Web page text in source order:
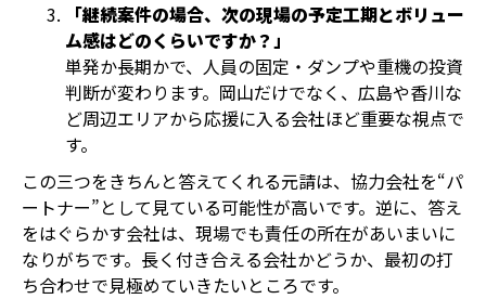
「継続案件の場合、次の現場の予定工期とボリュー
ム感はどのくらいですか？」
単発か長期かで、人員の固定・ダンプや重機の投資
判断が変わります。岡山だけでなく、広島や香川な
ど周辺エリアから応援に入る会社ほど重要な視点で
す。
この三つをきちんと答えてくれる元請は、協力会社を“パ
ートナー”として見ている可能性が高いです。逆に、答え
をはぐらかす会社は、現場でも責任の所在があいまいに
なりがちです。長く付き合える会社かどうか、最初の打
ち合わせで見極めていきたいところです。